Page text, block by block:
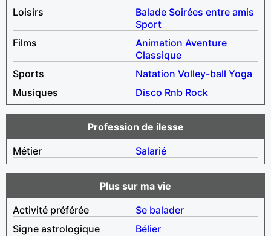
Loisirs
Balade Soirées entre amis
Sport
Films
Animation Aventure
Classique
Sports
Natation Volley-ball Yoga
Musiques
Disco Rnb Rock
Profession de ilesse
Métier
Salarié
Plus sur ma vie
Activité préférée
Se balader
Signe astrologique
Bélier